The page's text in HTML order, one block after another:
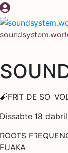
Skip
to
content
🧨FRIT DE SO:
Dissabte 18
ROOTS
FUAKA